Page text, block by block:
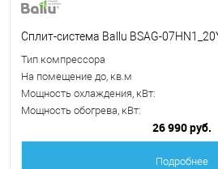
Сплит-система Ballu BSAG-
Тип компрессора
На помещение до, кв.м
Мощность охлаждения, кВт:
Мощность обогрева, кВт:
26 990 руб.
Подробнее